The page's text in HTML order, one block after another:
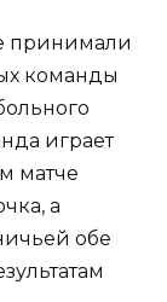
принимали
команды
играет
матче
а
обе